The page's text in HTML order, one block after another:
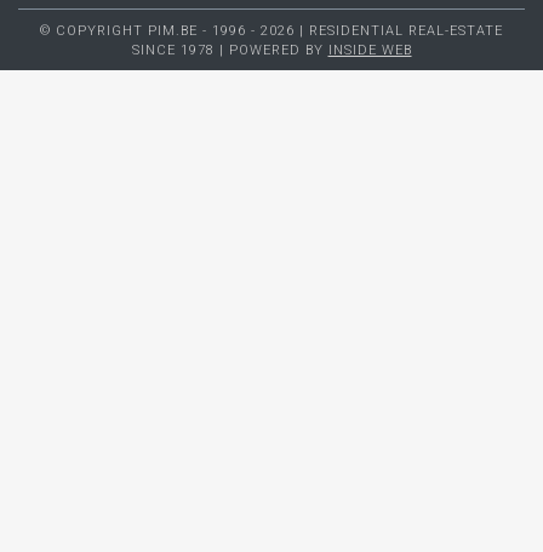
© COPYRIGHT PIM.BE - 1996 - 2026 | RESIDENTIAL REAL-ESTATE
SINCE 1978 | POWERED BY INSIDE WEB